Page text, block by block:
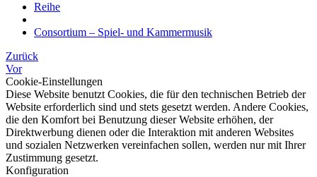
Reihe
Consortium – Spiel- und Kammermusik
Zurück
Vor
Cookie-Einstellungen
Diese Website benutzt Cookies, die für den technischen Betrieb der
Website erforderlich sind und stets gesetzt werden. Andere Cookies,
die den Komfort bei Benutzung dieser Website erhöhen, der
Direktwerbung dienen oder die Interaktion mit anderen Websites
und sozialen Netzwerken vereinfachen sollen, werden nur mit Ihrer
Zustimmung gesetzt.
Konfiguration